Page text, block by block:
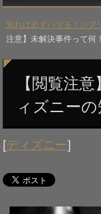
知れば必ずハマる！ジブ
注意】未解決事件って何
【閲覧注
ィズニー
[ディズニー]